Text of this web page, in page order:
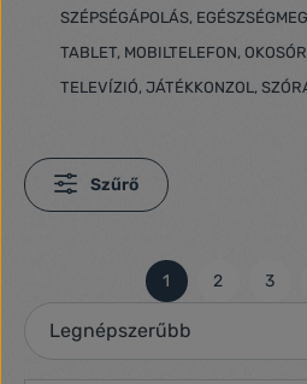
SZÉPSÉGÁPOLÁS,
TABLET, MOBILTELEFON,
TELEVÍZIÓ, JÁTÉKKONZOL,
Szűrő
Oldal
1
Oldal
2
Oldal
3